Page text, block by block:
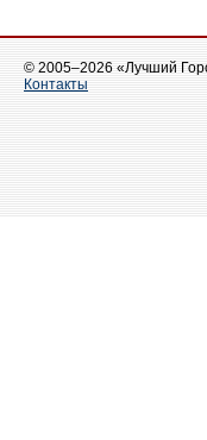
© 2005–2026 «Лучший
Контакты